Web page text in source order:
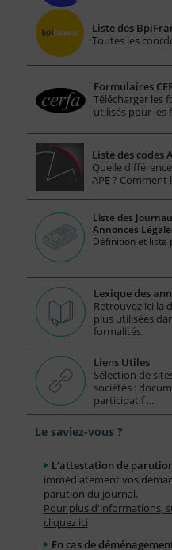
Liste des
Toutes les
Formulaires
Télécharger les
utilisés pour les
Liste des codes
Quelle
APE ?
Liste des
Annonces
Définition et liste
Lexique des
Retrouvez ici la
plus utilisées
formalités.
Liens Utiles
Sélection de
sociétés :
participatif ...
Le saviez-vous ?
L'attestation de
immédiatement vos
parution du journal.
Pour plus d'informations,
cliquez ici
En cas de